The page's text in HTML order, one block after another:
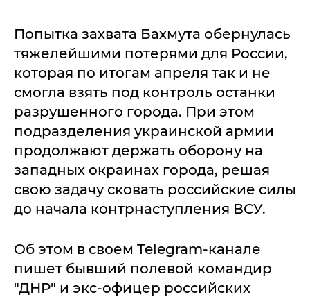
Попытка захвата Бахмута обернулась
тяжелейшими потерями для России,
которая по итогам апреля так и не
смогла взять под контроль останки
разрушенного города. При этом
подразделения украинской армии
продолжают держать оборону на
западных окраинах города, решая
свою задачу сковать российские силы
до начала контрнаступления ВСУ.
Об этом в своем Telegram-канале
пишет бывший полевой командир
"ДНР" и экс-офицер российских